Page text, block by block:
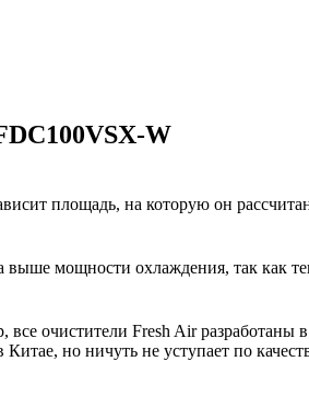
W
площадь, на которую он
мощности охлаждения, так как
все очистители Fresh Air
но ничуть не уступает по